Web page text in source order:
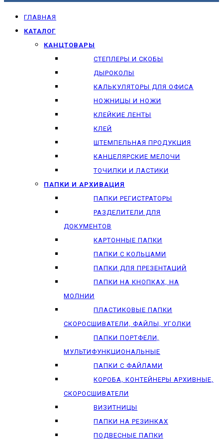
ГЛАВНАЯ
КАТАЛОГ
КАНЦТОВАРЫ
СТЕПЛЕРЫ И СКОБЫ
ДЫРОКОЛЫ
КАЛЬКУЛЯТОРЫ ДЛЯ ОФИСА
НОЖНИЦЫ И НОЖИ
КЛЕЙКИЕ ЛЕНТЫ
КЛЕЙ
ШТЕМПЕЛЬНАЯ ПРОДУКЦИЯ
КАНЦЕЛЯРСКИЕ МЕЛОЧИ
ТОЧИЛКИ И ЛАСТИКИ
ПАПКИ И АРХИВАЦИЯ
ПАПКИ РЕГИСТРАТОРЫ
РАЗДЕЛИТЕЛИ ДЛЯ
ДОКУМЕНТОВ
КАРТОННЫЕ ПАПКИ
ПАПКИ С КОЛЬЦАМИ
ПАПКИ ДЛЯ ПРЕЗЕНТАЦИЙ
ПАПКИ НА КНОПКАХ, НА
МОЛНИИ
ПЛАСТИКОВЫЕ ПАПКИ
СКОРОСШИВАТЕЛИ, ФАЙЛЫ, УГОЛКИ
ПАПКИ ПОРТФЕЛИ,
МУЛЬТИФУНКЦИОНАЛЬНЫЕ
ПАПКИ С ФАЙЛАМИ
КОРОБА, КОНТЕЙНЕРЫ АРХИВНЫЕ,
СКОРОСШИВАТЕЛИ
ВИЗИТНИЦЫ
ПАПКИ НА РЕЗИНКАХ
ПОДВЕСНЫЕ ПАПКИ